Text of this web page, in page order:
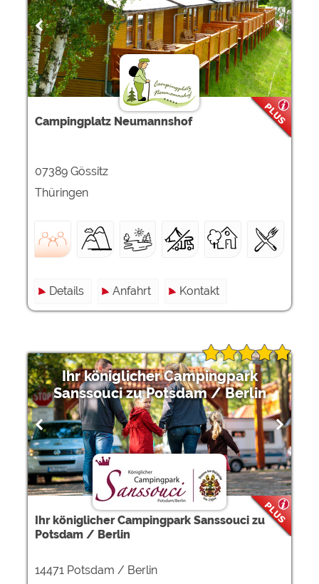
Campingplatz Neumannshof
07389 Gössitz
Thüringen
Details Anfahrt Kontakt
Ihr königlicher Campingpark
Sanssouci zu Potsdam / Berlin
Ihr königlicher Campingpark Sanssouci zu
Potsdam / Berlin
14471 Potsdam / Berlin
Google Remarketing
https://policies.google.com/privacy
Die Cookieeinstellungen können jeder Zeit im Footer
über "COOKIES" geändert werden!